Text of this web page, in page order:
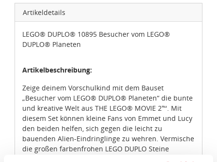
Artikeldetails
LEGO® DUPLO® 10895 Besucher vom LEGO®
DUPLO® Planeten
Artikelbeschreibung:
Zeige deinem Vorschulkind mit dem Bauset
„Besucher vom LEGO® DUPLO® Planeten“ die bunte
und kreative Welt aus THE LEGO® MOVIE 2™. Mit
diesem Set können kleine Fans von Emmet und Lucy
den beiden helfen, sich gegen die leicht zu
bauenden Alien-Eindringlinge zu wehren. Vermische
die großen farbenfrohen LEGO DUPLO Steine